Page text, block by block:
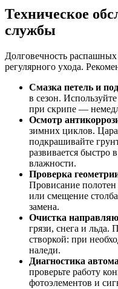
Техническое
службы
Долговечность
регулярного ухода.
Смазка петель и
в сезон.
при скрипе —
Осмотр
зимних циклов.
подкрашивайте
развивается быстро
влажности.
Проверка
Провисание полотен
или смещение
замена.
Очистка
грязи, снега и льда.
створкой: при
наледи.
Диагностика
проверьте работу
фотоэлементов и